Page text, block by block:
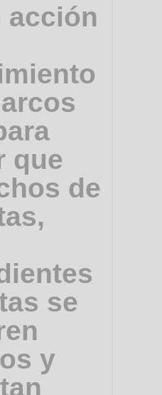
acción
que
de
se
y